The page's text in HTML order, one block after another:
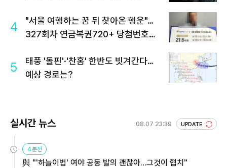
4
"서울 여행하는 꿈 뒤 찾아온 행운"…
327회차 연금복권720+ 당첨번호조
5
태풍 '돌핀'·'찬홈' 한반도 빗겨간다…
예상 경로는?
실시간 뉴스 08.07 23:39 UPDATE
4분전
與 "'하늘이법' 여야 공동 발의 괜찮아…그것이 협치"